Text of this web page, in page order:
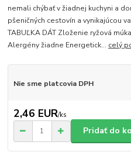
nemali chýbať v žiadnej kuchyni a
pšeničných cestovín a vynikajúcou
TABUĽKA DÁT Zloženie ryžová
Alergény žiadne Energetick... celý
Nie sme platcovia DPH
2,46 EUR/ks
Pridať do